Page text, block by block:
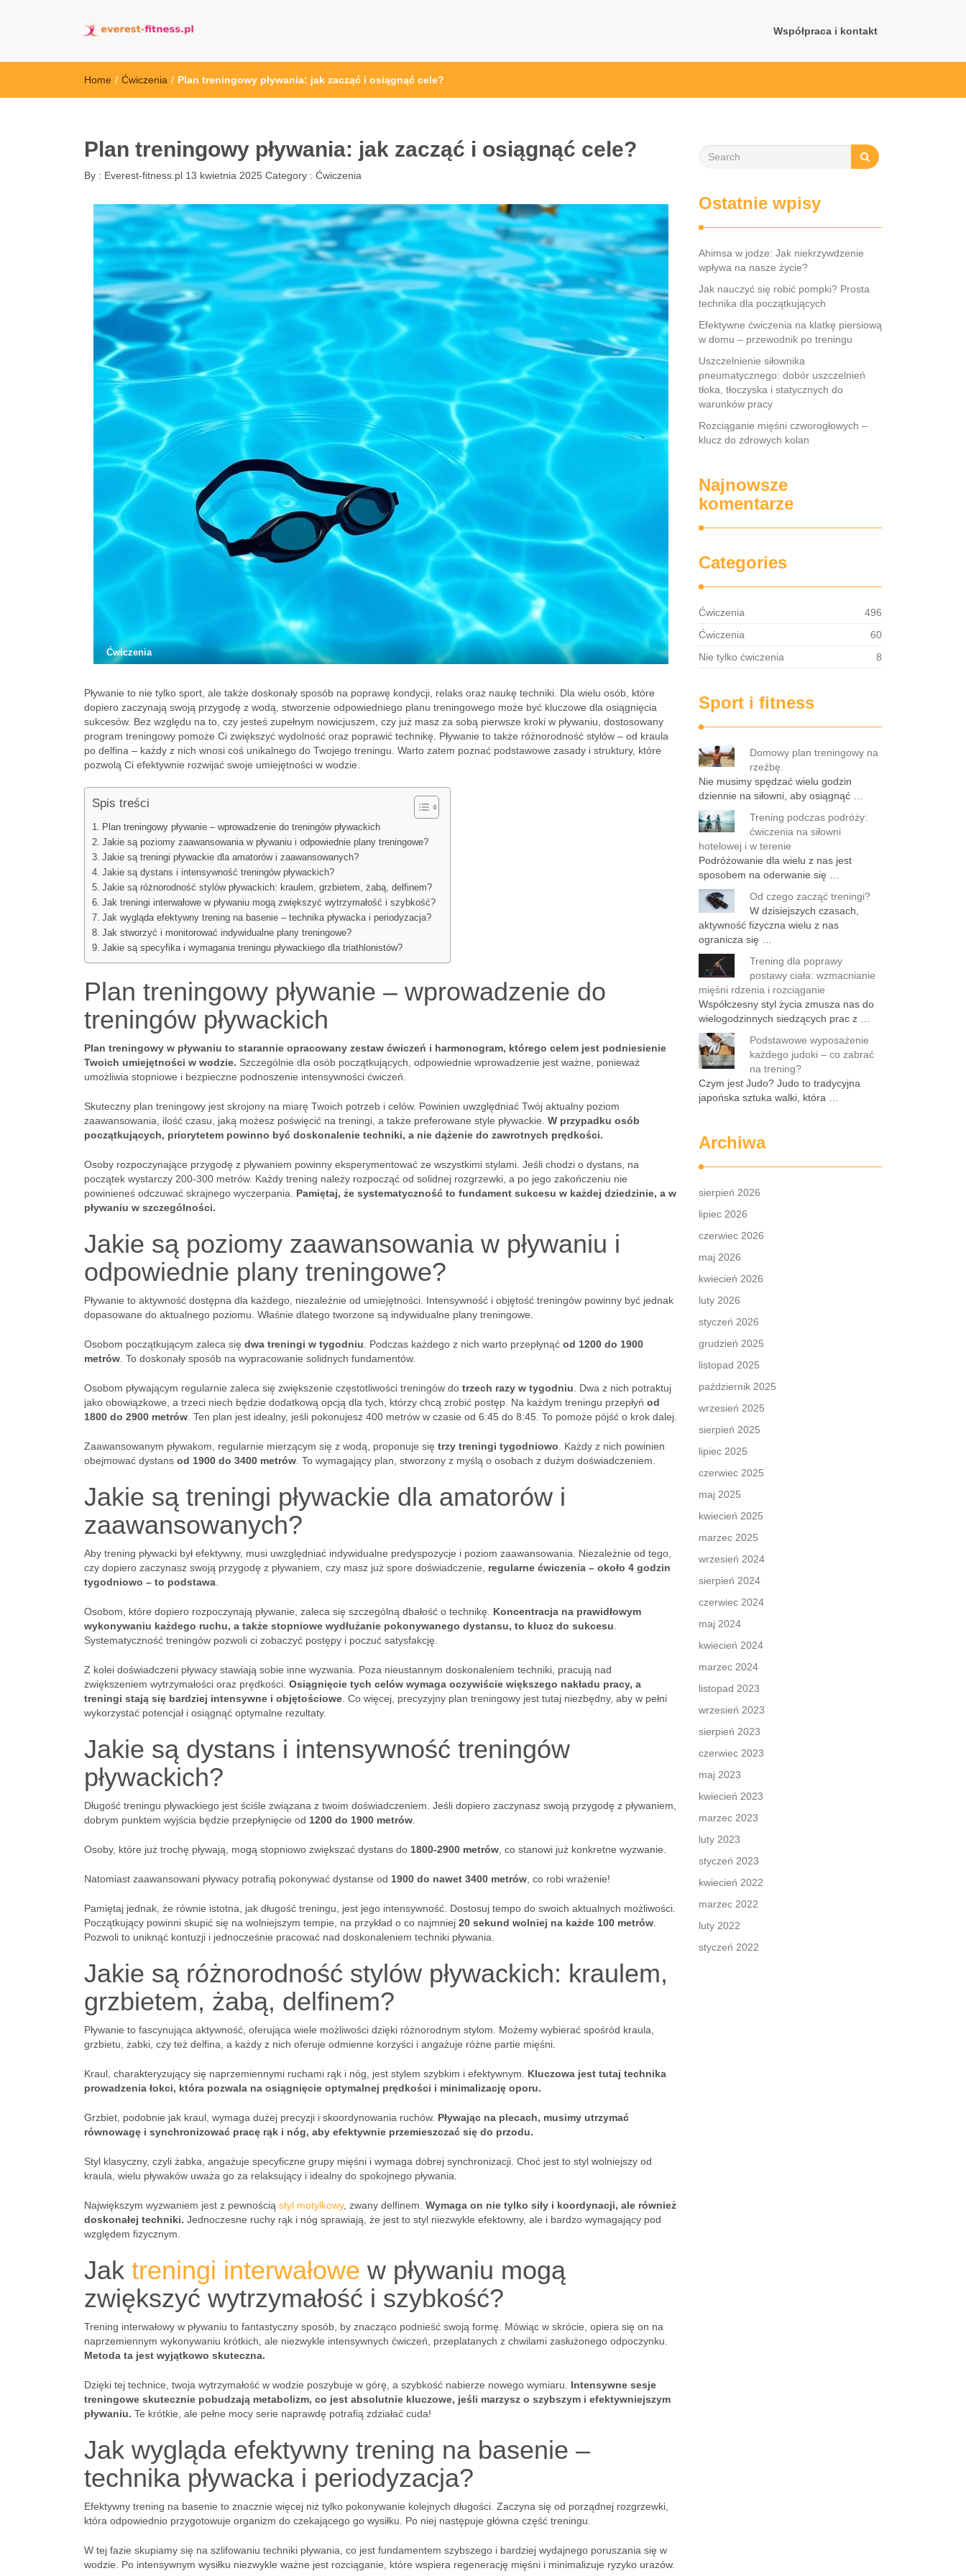
Współpraca i kontakt
Home / Ćwiczenia / Plan treningowy pływania: jak zacząć i osiągnąć cele?
Plan treningowy pływania: jak zacząć i osiągnąć cele?
By : Everest-fitness.pl 13 kwietnia 2025 Category : Ćwiczenia
Ćwiczenia
Pływanie to nie tylko sport, ale także doskonały sposób na poprawę kondycji, relaks oraz naukę techniki. Dla wielu osób, które
dopiero zaczynają swoją przygodę z wodą, stworzenie odpowiedniego planu treningowego może być kluczowe dla osiągnięcia
sukcesów. Bez względu na to, czy jesteś zupełnym nowicjuszem, czy już masz za sobą pierwsze kroki w pływaniu, dostosowany
program treningowy pomoże Ci zwiększyć wydolność oraz poprawić technikę. Pływanie to także różnorodność stylów – od kraula
po delfina – każdy z nich wnosi coś unikalnego do Twojego treningu. Warto zatem poznać podstawowe zasady i struktury, które
pozwolą Ci efektywnie rozwijać swoje umiejętności w wodzie.
Spis treści
Plan treningowy pływanie – wprowadzenie do treningów pływackich
Jakie są poziomy zaawansowania w pływaniu i odpowiednie plany treningowe?
Jakie są treningi pływackie dla amatorów i zaawansowanych?
Jakie są dystans i intensywność treningów pływackich?
Jakie są różnorodność stylów pływackich: kraulem, grzbietem, żabą, delfinem?
Jak treningi interwałowe w pływaniu mogą zwiększyć wytrzymałość i szybkość?
Jak wygląda efektywny trening na basenie – technika pływacka i periodyzacja?
Jak stworzyć i monitorować indywidualne plany treningowe?
Jakie są specyfika i wymagania treningu pływackiego dla triathlonistów?
Plan treningowy pływanie – wprowadzenie do
treningów pływackich
Plan treningowy w pływaniu to starannie opracowany zestaw ćwiczeń i harmonogram, którego celem jest podniesienie
Twoich umiejętności w wodzie. Szczególnie dla osób początkujących, odpowiednie wprowadzenie jest ważne, ponieważ
umożliwia stopniowe i bezpieczne podnoszenie intensywności ćwiczeń.
Skuteczny plan treningowy jest skrojony na miarę Twoich potrzeb i celów. Powinien uwzględniać Twój aktualny poziom
zaawansowania, ilość czasu, jaką możesz poświęcić na treningi, a także preferowane style pływackie. W przypadku osób
początkujących, priorytetem powinno być doskonalenie techniki, a nie dążenie do zawrotnych prędkości.
Osoby rozpoczynające przygodę z pływaniem powinny eksperymentować ze wszystkimi stylami. Jeśli chodzi o dystans, na
początek wystarczy 200-300 metrów. Każdy trening należy rozpocząć od solidnej rozgrzewki, a po jego zakończeniu nie
powinieneś odczuwać skrajnego wyczerpania. Pamiętaj, że systematyczność to fundament sukcesu w każdej dziedzinie, a w
pływaniu w szczególności.
Jakie są poziomy zaawansowania w pływaniu i
odpowiednie plany treningowe?
Pływanie to aktywność dostępna dla każdego, niezależnie od umiejętności. Intensywność i objętość treningów powinny być jednak
dopasowane do aktualnego poziomu. Właśnie dlatego tworzone są indywidualne plany treningowe.
Osobom początkującym zaleca się dwa treningi w tygodniu . Podczas każdego z nich warto przepłynąć od 1200 do 1900
metrów . To doskonały sposób na wypracowanie solidnych fundamentów.
Osobom pływającym regularnie zaleca się zwiększenie częstotliwości treningów do trzech razy w tygodniu . Dwa z nich potraktuj
jako obowiązkowe, a trzeci niech będzie dodatkową opcją dla tych, którzy chcą zrobić postęp. Na każdym treningu przepłyń od
1800 do 2900 metrów . Ten plan jest idealny, jeśli pokonujesz 400 metrów w czasie od 6:45 do 8:45. To pomoże pójść o krok dalej.
Zaawansowanym pływakom, regularnie mierzącym się z wodą, proponuje się trzy treningi tygodniowo . Każdy z nich powinien
obejmować dystans od 1900 do 3400 metrów . To wymagający plan, stworzony z myślą o osobach z dużym doświadczeniem.
Jakie są treningi pływackie dla amatorów i
zaawansowanych?
Aby trening pływacki był efektywny, musi uwzględniać indywidualne predyspozycje i poziom zaawansowania. Niezależnie od tego,
czy dopiero zaczynasz swoją przygodę z pływaniem, czy masz już spore doświadczenie, regularne ćwiczenia – około 4 godzin
tygodniowo – to podstawa
Osobom, które dopiero rozpoczynają pływanie, zaleca się szczególną dbałość o technikę. Koncentracja na prawidłowym
wykonywaniu każdego ruchu, a także stopniowe wydłużanie pokonywanego dystansu, to klucz do sukcesu
Systematyczność treningów pozwoli ci zobaczyć postępy i poczuć satysfakcję.
Z kolei doświadczeni pływacy stawiają sobie inne wyzwania. Poza nieustannym doskonaleniem techniki, pracują nad
zwiększeniem wytrzymałości oraz prędkości. Osiągnięcie tych celów wymaga oczywiście większego nakładu pracy, a
treningi stają się bardziej intensywne i objętościowe . Co więcej, precyzyjny plan treningowy jest tutaj niezbędny, aby w pełni
wykorzystać potencjał i osiągnąć optymalne rezultaty.
Jakie są dystans i intensywność treningów
pływackich?
Długość treningu pływackiego jest ściśle związana z twoim doświadczeniem. Jeśli dopiero zaczynasz swoją przygodę z pływaniem,
dobrym punktem wyjścia będzie przepłynięcie od 1200 do 1900 metrów
Osoby, które już trochę pływają, mogą stopniowo zwiększać dystans do 1800-2900 metrów , co stanowi już konkretne wyzwanie.
Natomiast zaawansowani pływacy potrafią pokonywać dystanse od 1900 do nawet 3400 metrów , co robi wrażenie!
Pamiętaj jednak, że równie istotna, jak długość treningu, jest jego intensywność. Dostosuj tempo do swoich aktualnych możliwości.
Początkujący powinni skupić się na wolniejszym tempie, na przykład o co najmniej 20 sekund wolniej na każde 100 metrów
Pozwoli to uniknąć kontuzji i jednocześnie pracować nad doskonaleniem techniki pływania.
Jakie są różnorodność stylów pływackich: kraulem,
grzbietem, żabą, delfinem?
Pływanie to fascynująca aktywność, oferująca wiele możliwości dzięki różnorodnym stylom. Możemy wybierać spośród kraula,
grzbietu, żabki, czy też delfina, a każdy z nich oferuje odmienne korzyści i angażuje różne partie mięśni.
Kraul, charakteryzujący się naprzemiennymi ruchami rąk i nóg, jest stylem szybkim i efektywnym. Kluczowa jest tutaj technika
prowadzenia łokci, która pozwala na osiągnięcie optymalnej prędkości i minimalizację oporu.
Grzbiet, podobnie jak kraul, wymaga dużej precyzji i skoordynowania ruchów. Pływając na plecach, musimy utrzymać
równowagę i synchronizować pracę rąk i nóg, aby efektywnie przemieszczać się do przodu.
Styl klasyczny, czyli żabka, angażuje specyficzne grupy mięśni i wymaga dobrej synchronizacji. Choć jest to styl wolniejszy od
kraula, wielu pływaków uważa go za relaksujący i idealny do spokojnego pływania.
Największym wyzwaniem jest z pewnością styl motylkowy, zwany delfinem. Wymaga on nie tylko siły i koordynacji, ale również
doskonałej techniki. Jednoczesne ruchy rąk i nóg sprawiają, że jest to styl niezwykle efektowny, ale i bardzo wymagający pod
względem fizycznym.
Jak treningi interwałowe w pływaniu mogą
zwiększyć wytrzymałość i szybkość?
Trening interwałowy w pływaniu to fantastyczny sposób, by znacząco podnieść swoją formę. Mówiąc w skrócie, opiera się on na
naprzemiennym wykonywaniu krótkich, ale niezwykle intensywnych ćwiczeń, przeplatanych z chwilami zasłużonego odpoczynku.
Metoda ta jest wyjątkowo skuteczna.
Dzięki tej technice, twoja wytrzymałość w wodzie poszybuje w górę, a szybkość nabierze nowego wymiaru. Intensywne sesje
treningowe skutecznie pobudzają metabolizm, co jest absolutnie kluczowe, jeśli marzysz o szybszym i efektywniejszym
pływaniu. Te krótkie, ale pełne mocy serie naprawdę potrafią zdziałać cuda!
Jak wygląda efektywny trening na basenie –
technika pływacka i periodyzacja?
Efektywny trening na basenie to znacznie więcej niż tylko pokonywanie kolejnych długości. Zaczyna się od porządnej rozgrzewki,
która odpowiednio przygotowuje organizm do czekającego go wysiłku. Po niej następuje główna część treningu.
W tej fazie skupiamy się na szlifowaniu techniki pływania, co jest fundamentem szybszego i bardziej wydajnego poruszania się w
wodzie. Po intensywnym wysiłku niezwykle ważne jest rozciąganie, które wspiera regenerację mięśni i minimalizuje ryzyko urazów.
Ostatnie wpisy
Ahimsa w jodze: Jak niekrzywdzenie
wpływa na nasze życie?
Jak nauczyć się robić pompki? Prosta
technika dla początkujących
Efektywne ćwiczenia na klatkę piersiową
w domu – przewodnik po treningu
Uszczelnienie siłownika
pneumatycznego: dobór uszczelnień
tłoka, tłoczyska i statycznych do
warunków pracy
Rozciąganie mięśni czworogłowych –
klucz do zdrowych kolan
Najnowsze
komentarze
Categories
Ćwiczenia
496
Ćwiczenia
60
Nie tylko ćwiczenia
8
Sport i fitness
Domowy plan treningowy na
rzeźbę.
Nie musimy spędzać wielu godzin
dziennie na siłowni, aby osiągnąć …
Trening podczas podróży:
ćwiczenia na siłowni
hotelowej i w terenie
Podróżowanie dla wielu z nas jest
sposobem na oderwanie się …
Od czego zacząć treningi?
W dzisiejszych czasach,
aktywność fizyczna wielu z nas
ogranicza się …
Trening dla poprawy
postawy ciała: wzmacnianie
mięśni rdzenia i rozciąganie
Współczesny styl życia zmusza nas do
wielogodzinnych siedzących prac z …
Podstawowe wyposażenie
każdego judoki – co zabrać
na trening?
Czym jest Judo? Judo to tradycyjna
japońska sztuka walki, która …
Archiwa
sierpień 2026
lipiec 2026
czerwiec 2026
maj 2026
kwiecień 2026
luty 2026
styczeń 2026
grudzień 2025
listopad 2025
październik 2025
wrzesień 2025
sierpień 2025
lipiec 2025
czerwiec 2025
maj 2025
kwiecień 2025
marzec 2025
wrzesień 2024
sierpień 2024
czerwiec 2024
maj 2024
kwiecień 2024
marzec 2024
listopad 2023
wrzesień 2023
sierpień 2023
czerwiec 2023
maj 2023
kwiecień 2023
marzec 2023
luty 2023
styczeń 2023
kwiecień 2022
marzec 2022
luty 2022
styczeń 2022